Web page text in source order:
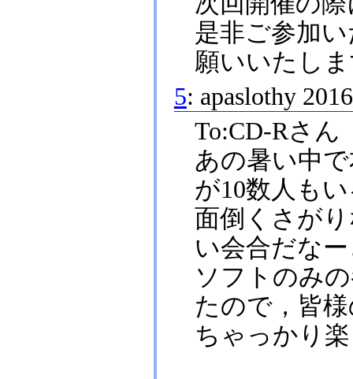
是非ご参加
願いいたし
5: apaslothy
To:CD-Rさん
あの暑い中
が10数人も
面倒くさが
い会合だな
ソフトのみ
たので，皆
ちゃっかり